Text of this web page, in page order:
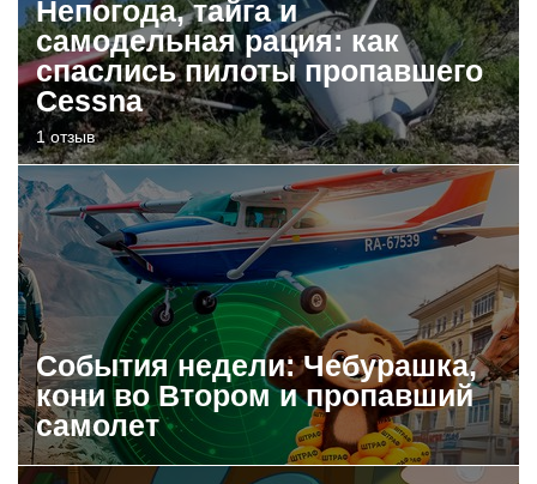
Непогода, тайга и
самодельная рация: как
спаслись пилоты пропавшего
Cessna
1 отзыв
События недели: Чебурашка,
кони во Втором и пропавший
самолет